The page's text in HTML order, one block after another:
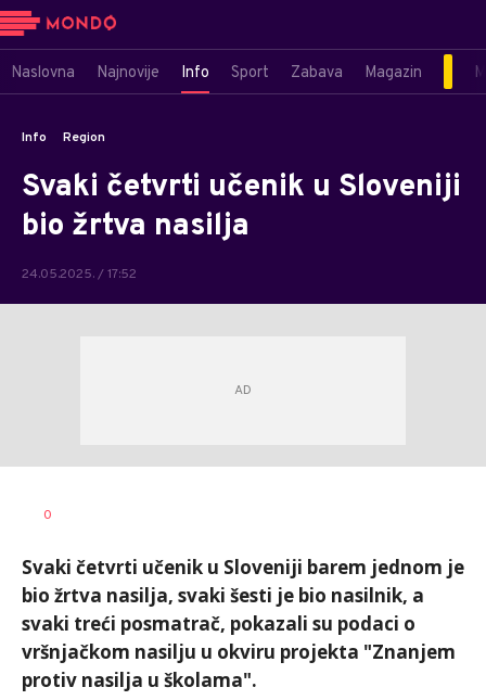
Naslovna Najnovije Info Sport Zabava Magazin
Info Region
Svaki četvrti učenik u Sloveniji
bio žrtva nasilja
24.05.2025. / 17:52
AUTOR
0
Svaki četvrti učenik u Sloveniji barem jednom je
bio žrtva nasilja, svaki šesti je bio nasilnik, a
svaki treći posmatrač, pokazali su podaci o
vršnjačkom nasilju u okviru projekta "Znanjem
protiv nasilja u školama".